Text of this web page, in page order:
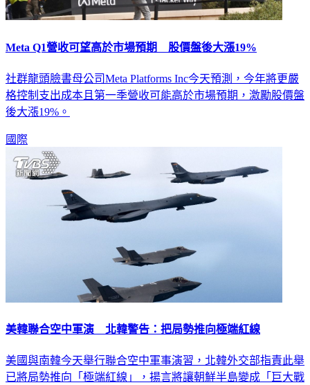
Meta Q1營收可望高於市場預期 股價盤後大漲19%
社群龍頭臉書母公司Meta Platforms Inc今天預測，今年將更嚴
格控制支出成本且第一季營收可能高於市場預期，激勵股價盤
後大漲19%。
國際
美韓聯合空中軍演 北韓警告：把局勢推向極端紅線
美國與南韓今天舉行聯合空中軍事演習，北韓外交部指責此舉
已將局勢推向「極端紅線」，揚言將讓朝鮮半島變成「巨大戰